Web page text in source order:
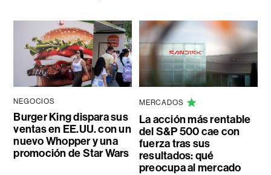
NEGOCIOS
Burger King dispara sus
ventas en EE.UU. con un
nuevo Whopper y una
promoción de Star Wars
MERCADOS
La acción más rentable
del S&P 500 cae con
fuerza tras sus
resultados: qué
preocupa al mercado